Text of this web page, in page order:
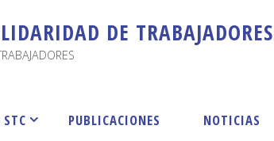
LIDARIDAD DE TRABAJADORES
PUBLICACIONES NOTICIAS